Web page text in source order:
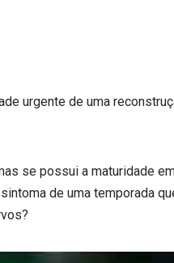
urgente de uma
se possui a maturidade
de uma temporada